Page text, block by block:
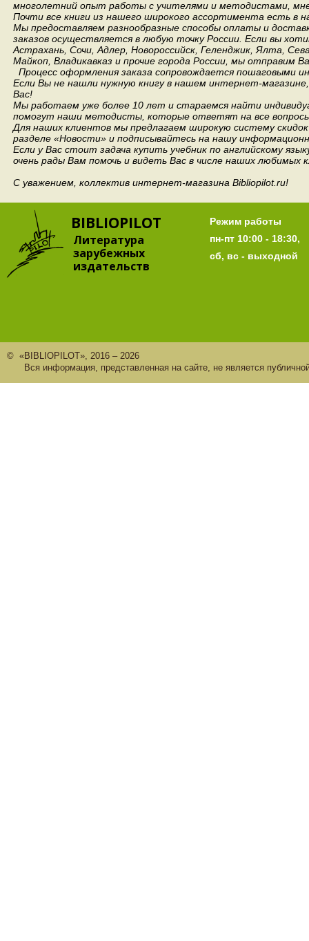
многолетний опыт работы с учителями и методистами,
Почти все книги из нашего широкого ассортимента есть в
Мы предоставляем разнообразные способы оплаты и
заказов осуществляется в любую точку России. Если вы
Астрахань, Сочи, Адлер, Новороссийск, Геленджик, Ялта,
Майкоп, Владикавказ и прочие города России, мы отправим
Процесс оформления заказа сопровождается пошаговыми
Если Вы не нашли нужную книгу в нашем интернет-
Вас!
Мы работаем уже более 10 лет и стараемся найти
помогут наши методисты, которые ответят на все
Для наших клиентов мы предлагаем широкую систему
разделе «Новости» и подписывайтесь на нашу
Если у Вас стоит задача купить учебник по английскому
очень рады Вам помочь и видеть Вас в числе наших любимых
С уважением, коллектив интернет-магазина Bibliopilot.ru!
BIBLIOPILOT
Литература
зарубежных
издательств
Режим работы
пн-пт 10:00 - 18:30,
сб, вс - выходной
© «BIBLIOPILOT», 2016 – 2026
Вся информация, представленная на сайте, не является